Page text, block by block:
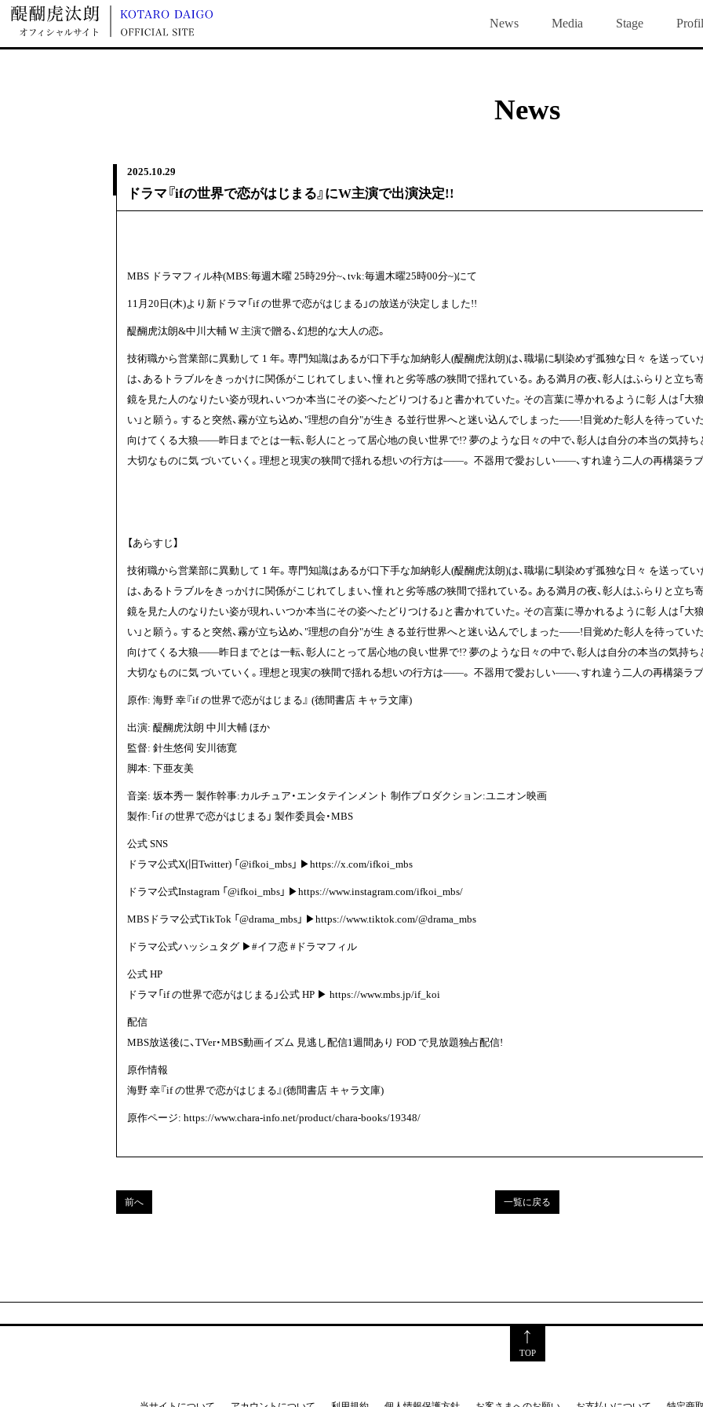
News Media Stage
Gallery Group Chat
News
2025.10.29
ドラマ『ifの世界で恋がはじまる』にW主演で出演決定!!
MBS ドラマフィル枠(MBS:毎週木曜 25時29分~、tvk:毎週木曜25時00分~)にて
11月20日(木)より新ドラマ「if の世界で恋がはじまる」の放送が決定しました!!
醍醐虎汰朗&中川大輔 W 主演で贈る、幻想的な大人の恋。
技術職から営業部に異動して 1 年。専門知識はあるが口下手な加納彰人(醍醐虎汰朗)は、職場に馴染めず孤独な日々 を送ってい
は、あるトラブルをきっかけに関係がこじれてしまい、憧 れと劣等感の狭間で揺れている。ある満月の夜、彰人はふらりと立ち
鏡を見た人のなりたい姿が現れ、いつか本当にその姿へたどりつける」と書かれていた。その言葉に導かれるように彰 人は「大
い」と願う。すると突然、霧が立ち込め、"理想の自分"が生き る並行世界へと迷い込んでしまった――!目覚めた彰人を待ってい
向けてくる大狼――昨日までとは一転、彰人にとって居心地の良い世界で!? 夢のような日々の中で、彰人は自分の本当の気持
大切なものに気 づいていく。理想と現実の狭間で揺れる想いの行方は――。 不器用で愛おしい――、すれ違う二人の再構築ラブ
【あらすじ】
技術職から営業部に異動して 1 年。専門知識はあるが口下手な加納彰人(醍醐虎汰朗)は、職場に馴染めず孤独な日々 を送ってい
は、あるトラブルをきっかけに関係がこじれてしまい、憧 れと劣等感の狭間で揺れている。ある満月の夜、彰人はふらりと立ち
鏡を見た人のなりたい姿が現れ、いつか本当にその姿へたどりつける」と書かれていた。その言葉に導かれるように彰 人は「
い」と願う。すると突然、霧が立ち込め、"理想の自分"が生 きる並行世界へと迷い込んでしまった――!目覚めた彰人を待ってい
向けてくる大狼――昨日までとは一転、彰人にとって居心地の良い世界で!? 夢のような日々の中で、彰人は自分の本当の気持
大切なものに気 づいていく。理想と現実の狭間で揺れる想いの行方は――。 不器用で愛おしい――、すれ違う二人の再構築ラブ
原作: 海野 幸『if の世界で恋がはじまる』 (徳間書店 キャラ文庫)
出演: 醍醐虎汰朗 中川大輔 ほか
監督: 針生悠伺 安川徳寛
脚本: 下亜友美
音楽: 坂本秀一 製作幹事:カルチュア・エンタテインメント 制作プロダクション:ユニオン映画
製作:「if の世界で恋がはじまる」 製作委員会・MBS
公式 SNS
ドラマ公式X(旧Twitter) 「@ifkoi_mbs」 ▶https://x.com/ifkoi_mbs
ドラマ公式Instagram 「@ifkoi_mbs」 ▶https://www.instagram.com/ifkoi_mbs/
MBSドラマ公式TikTok 「@drama_mbs」 ▶https://www.tiktok.com/@drama_mbs
ドラマ公式ハッシュタグ ▶#イフ恋 #ドラマフィル
公式 HP
ドラマ「if の世界で恋がはじまる」公式 HP ▶ https://www.mbs.jp/if_koi
配信
MBS放送後に、TVer・MBS動画イズム 見逃し配信1週間あり FOD で見放題独占配信!
原作情報
海野 幸『if の世界で恋がはじまる』(徳間書店 キャラ文庫)
原作ページ: https://www.chara-info.net/product/chara-books/19348/
前へ 一覧に戻る
TOP